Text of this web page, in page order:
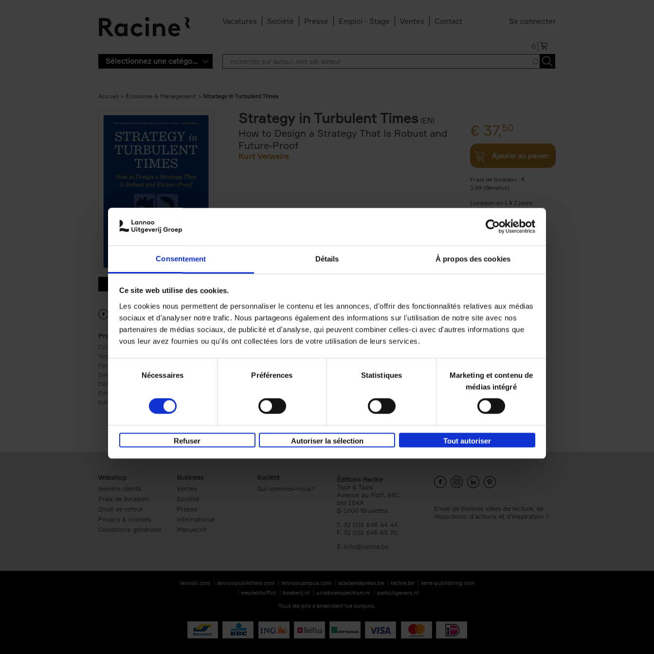
Consentement Détails À propos des cookies
Ce site web utilise des cookies.
Les cookies nous permettent de personnaliser le contenu et les annonces, d'offrir des fonctionnalités relatives aux médias
sociaux et d'analyser notre trafic. Nous partageons également des informations sur l'utilisation de notre site avec nos
partenaires de médias sociaux, de publicité et d'analyse, qui peuvent combiner celles-ci avec d'autres informations que
vous leur avez fournies ou qu'ils ont collectées lors de votre utilisation de leurs services.
du
Nécessaires Préférences Statistiques
Marketing et contenu de
médias intégré
Refuser Autoriser la sélection Tout autoriser
Vacatures Société Presse Emploi - Stage Ventes Contact Se connecter
0
Sélectionnez une catégorie
Accueil Économie & Management Strategy in Turbulent Times
9789401490399.PDF
Product details
Couverture:
Nombre de pages:
Format:
Date de parution: 27/11/2023
EAN:
Editeur:
Edition:
Strategy in Turbulent Times (EN)
How to Design a Strategy That Is Robust and
Future-Proof
Kurt Verweire
€ 37,50
Ajouter au panier
Frais de livraison : €
3,99 (Benelux)
Livraison en 1 à 2 jours
Disponibilité :
E-book
Webshop
Service clients
Frais de livraison
Droit de retour
Privacy & cookies
Conditions générales
Business
Ventes
Société
Presse
International
Manuscrit
Société
Qui sommes-nous?
Éditions Racine
Tour & Taxis
Avenue du Port, 86C
bte 104A
B-1000 Bruxelles
T. 32 (0)2 646 44 44
F. 32 (0)2 646 55 70
E. info@racine.be
Envie de bonnes idées de lecture, de
réductions, d’actions et d’inspiration ?
lannoo.com lannoopublishers.com lannoocampus.com academiapress.be racine.be
terra-publishing.com
meulenhoff.nl
boekerij.nl unieboekspectrum.nl
parkuitgevers.nl
Tous les prix s’entendent tva compris.